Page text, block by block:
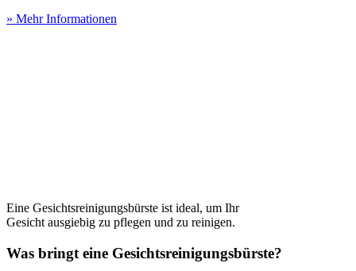
» Mehr Informationen
Eine Gesichtsreinigungsbürste ist ideal, um Ihr
Gesicht ausgiebig zu pflegen und zu reinigen.
Was bringt eine Gesichtsreinigungsbürste?